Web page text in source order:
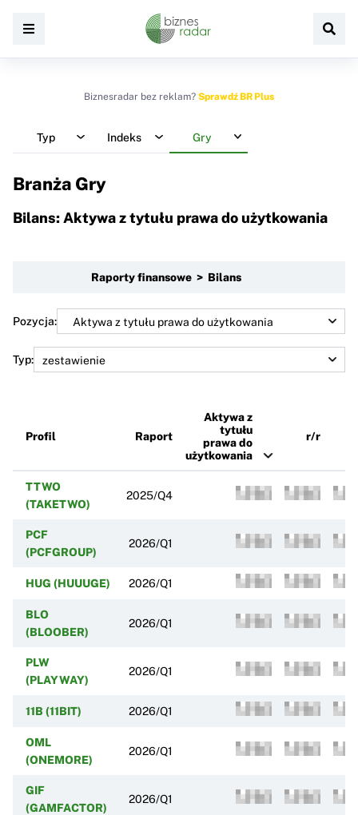
Biznesradar bez reklam? Sprawdź BR Plus
Typ Indeks Gry
Branża Gry
Bilans: Aktywa z tytułu prawa do użytkowania
Raporty finansowe > Bilans
Pozycja:
Typ:
Profil Raport
Aktywa z
tytułu
prawa do
użytkowania
r/r
TTWO
(TAKETWO)
2025/Q4
PCF
(PCFGROUP)
2026/Q1
HUG (HUUUGE) 2026/Q1
BLO
(BLOOBER)
2026/Q1
PLW
(PLAYWAY)
2026/Q1
11B (11BIT) 2026/Q1
OML
(ONEMORE)
2026/Q1
GIF
(GAMFACTOR)
2026/Q1